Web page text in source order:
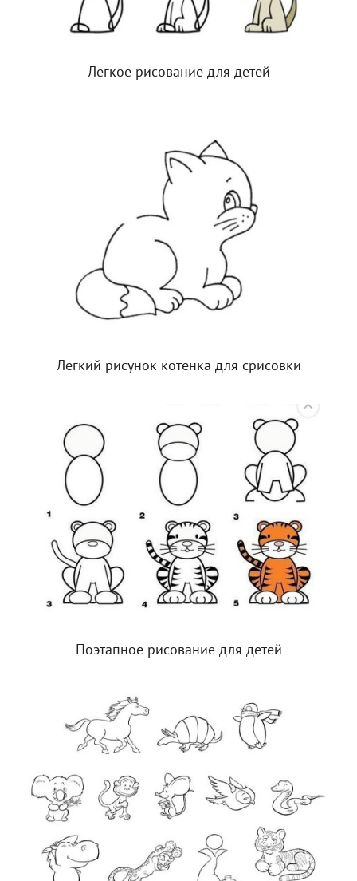
Легкое рисование для детей
Лёгкий рисунок котёнка для срисовки
Поэтапное рисование для детей